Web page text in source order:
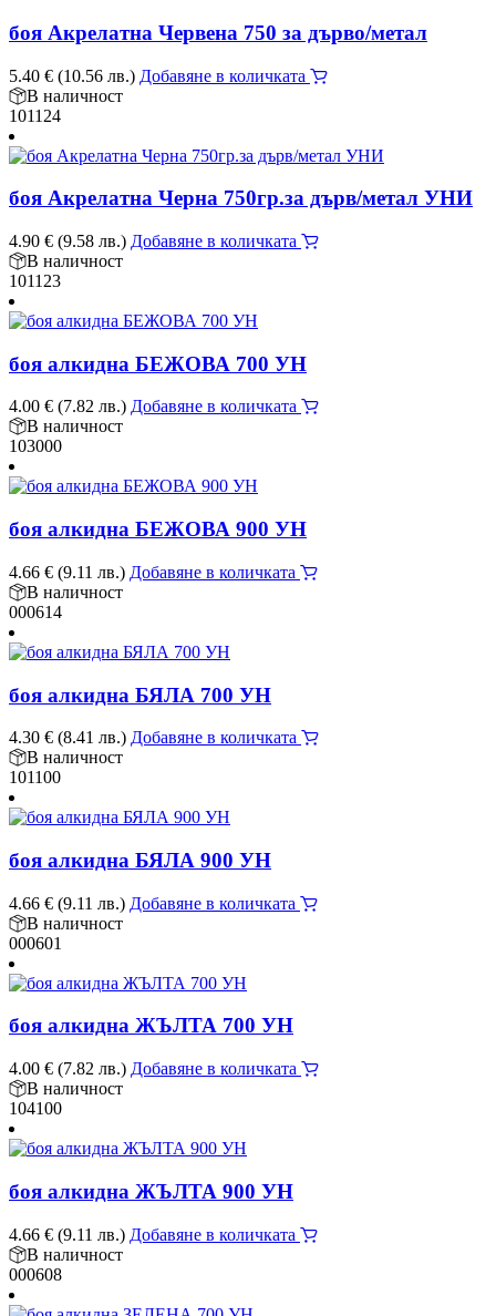
боя Акрелатна Червена 750 за дърво/метал
5.40 € (10.56 лв.) Добавяне в количката
В наличност
101124
боя Акрелатна Черна 750гр.за дърв/метал УНИ
4.90 € (9.58 лв.) Добавяне в количката
В наличност
101123
боя алкидна БЕЖОВА 700 УН
4.00 € (7.82 лв.) Добавяне в количката
В наличност
103000
боя алкидна БЕЖОВА 900 УН
4.66 € (9.11 лв.) Добавяне в количката
В наличност
000614
боя алкидна БЯЛА 700 УН
4.30 € (8.41 лв.) Добавяне в количката
В наличност
101100
боя алкидна БЯЛА 900 УН
4.66 € (9.11 лв.) Добавяне в количката
В наличност
000601
боя алкидна ЖЪЛТА 700 УН
4.00 € (7.82 лв.) Добавяне в количката
В наличност
104100
боя алкидна ЖЪЛТА 900 УН
4.66 € (9.11 лв.) Добавяне в количката
В наличност
000608